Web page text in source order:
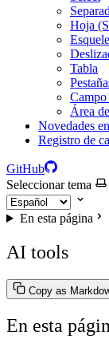
Hoja
Tabla
Área
Novedades
Registro de
GitHub
Seleccionar tema
En esta página
AI tools
Copy as
En esta